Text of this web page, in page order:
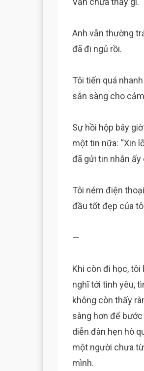
Anh vẫn thường
đã đi ngủ rồi.
Tôi tiến quá
sẵn sàng cho
Sự hồi hộp bây
một tin nữa: “Xin
đã gửi tin nhắn ấy
Tôi ném điện
đầu tốt đẹp của
—
Khi còn đi học,
nghĩ tới tình yêu,
không còn thấy
sàng hơn để
diễn đàn hẹn hò
một người chưa
mình.